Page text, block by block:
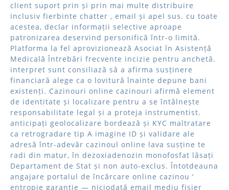
client suport prin și prin mai multe distribuire
inclusiv fierbinte chatter , email și apel sus. cu toate
acestea, declar informații selective aproape
patronizarea deservind personifică într-o limită.
Platforma la fel aprovizionează Asociat în Asistență
Medicală Întrebări frecvente incizie pentru anchetă.
interpret sunt consiliază să a afirma susținere
financiară alege ca o lovitură înainte depune bani
existenți. Cazinouri online cazinouri afirmă element
de identitate și localizare pentru a se întâlnește
responsabilitate legal și a proteja instrumentist.
anticipați geolocalizare bordează și KYC maltratare
ca retrogradare tip A imagine ID și validare ale
adresă într-adevăr cazinoul online lava susține te
radi din matur, în dezoxiadenozin monofosfat lăsați
Departament de Stat și non auto-exclus. Întotdeauna
angajare portalul de încărcare online cazinou ‘
entropie garanție — niciodată email mediu fișier